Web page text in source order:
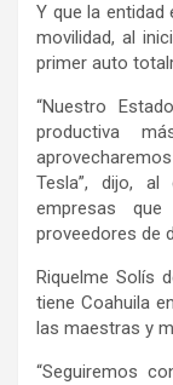
Y que la
movilidad, al
primer auto
“Nuestro
productiva
Tesla”, dijo,
empresas
proveedores de
Riquelme Solís
tiene Coahuila
las maestras y
“Seguiremos